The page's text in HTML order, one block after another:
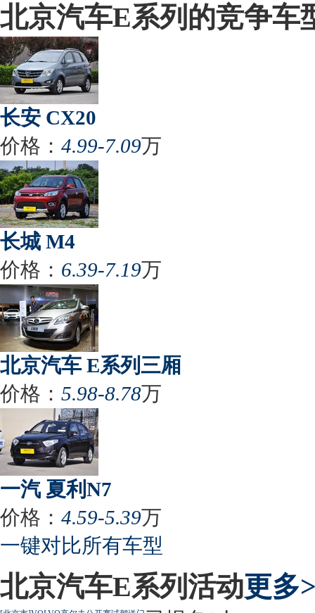
北京汽车E系列的竞争车
长安 CX20
价格： 4.99-7.09万
长城 M4
价格： 6.39-7.19万
北京汽车 E系列三厢
价格： 5.98-8.78万
一汽 夏利N7
价格： 4.59-5.39万
一键对比所有车型
北京汽车E系列活动更多